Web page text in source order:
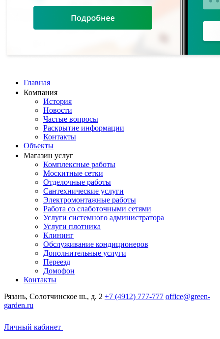
Главная
Компания
История
Новости
Частые вопросы
Раскрытие информации
Контакты
Объекты
Магазин услуг
Комплексные работы
Москитные сетки
Отделочные работы
Сантехнические услуги
Электромонтажные работы
Работа со слаботочными сетями
Услуги системного администратора
Услуги плотника
Клининг
Обслуживание кондиционеров
Дополнительные услуги
Переезд
Домофон
Контакты
Рязань, Солотчинское ш., д. 2 +7 (4912) 777-777 office@green-
garden.ru
Личный кабинет